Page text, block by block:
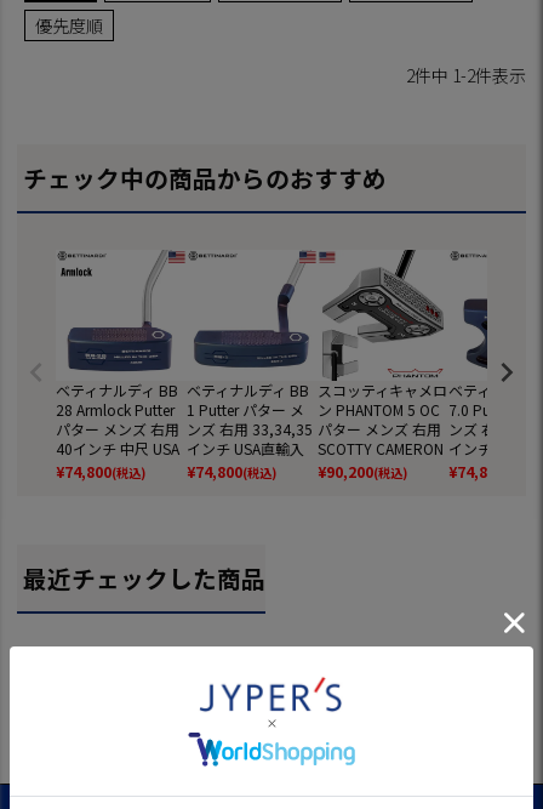
優先度順
2件中 1-2件表示
チェック中の商品からのおすすめ
ベティナルディ BB
28 Armlock Putter
パター メンズ 右用
40インチ 中尺 USA
直輸入品 BETTINAR
DI GOLF 並行輸入 2
¥74,800(税込)
ベティナルディ BB
1 Putter パター メ
ンズ 右用 33,34,35
インチ USA直輸入
品 BETTINARDI GO
LF 並行輸入 2026年
¥74,800(税込)
スコッティキャメロ
ン PHANTOM 5 OC
パター メンズ 右用
SCOTTY CAMERON
2026年モデル USA
直輸入品 並行輸入
¥90,200(税込)
ベティナルデ
7.0 Putter パ
ンズ 右用
インチ USA直
品
LF 並行輸入
¥74,800
最近チェックした商品